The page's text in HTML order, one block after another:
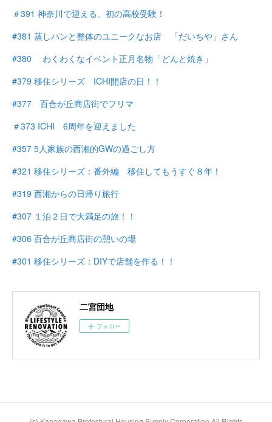
＃391 神奈川で迎える、初の高校受験！
#381 蒸しパンと整体のユニークなお店 「だいちや」さん
#380 わくわくなイベント正月名物「どんと焼き」
#379 移住シリーズ ICHI開店の日！！
#377 百合が丘商店街でフリマ
＃373 ICHI 6周年を迎えました
#357 5人家族の西湘的GWの過ごし方
#321 移住シリーズ：番外編 移住してもうすぐ８年！
#319 西湘からの日帰り旅行
#307 １泊２日で大満足の旅！！
#306 百合が丘商店街の憩いの場
#301 移住シリーズ：DIYで店舗を作る！！
二宮団地
フォロー